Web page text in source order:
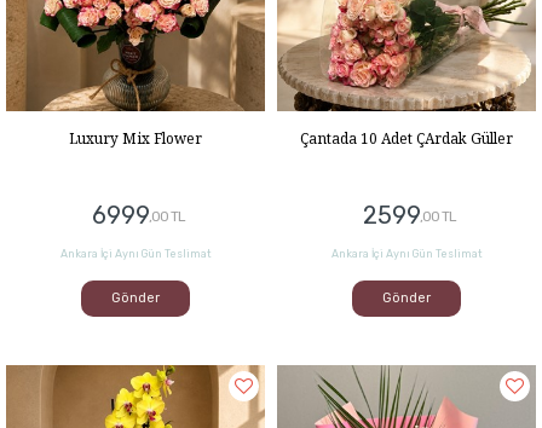
Luxury Mix Flower
6999,00 TL
Ankara İçi Aynı Gün Teslimat
Gönder
Çantada 10 Adet ÇArdak Güller
2599,00 TL
Ankara İçi Aynı Gün Teslimat
Gönder